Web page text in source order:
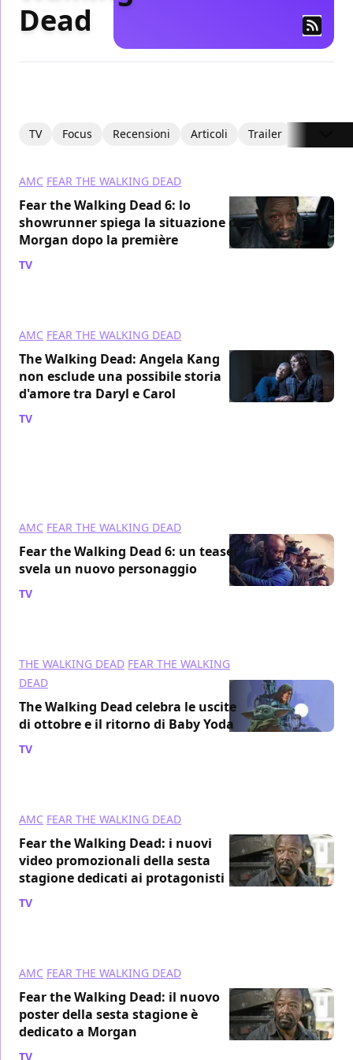
Dead
TV Focus Recensioni Articoli Trailer
AMC FEAR THE WALKING DEAD
Fear the Walking Dead 6: lo
showrunner spiega la situazione di
Morgan dopo la première
TV
AMC FEAR THE WALKING DEAD
The Walking Dead: Angela Kang
non esclude una possibile storia
d'amore tra Daryl e Carol
TV
AMC FEAR THE WALKING DEAD
Fear the Walking Dead 6: un teaser
svela un nuovo personaggio
TV
THE WALKING DEAD FEAR THE WALKING
DEAD
The Walking Dead celebra le uscite
di ottobre e il ritorno di Baby Yoda
TV
AMC FEAR THE WALKING DEAD
Fear the Walking Dead: i nuovi
video promozionali della sesta
stagione dedicati ai protagonisti
TV
AMC FEAR THE WALKING DEAD
Fear the Walking Dead: il nuovo
poster della sesta stagione è
dedicato a Morgan
TV